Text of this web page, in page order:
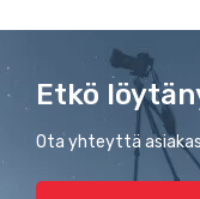
Etkö
Ota yhteyttä